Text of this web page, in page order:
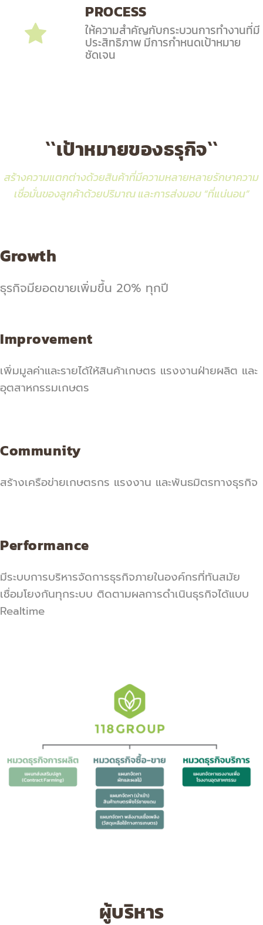
PROCESS
ให้ความสำคัญกับกระบวนการทำงานที่มี
ประสิทธิภาพ มีการกำหนดเป้าหมาย
ชัดเจน
``เป้าหมายของธรุกิจ``
สร้างความแตกต่างด้วยสินค้าที่มีความหลายหลายรักษาความ
เชื่อมั่นของลูกค้าด้วยปริมาณ และการส่งมอบ “ที่แน่นอน”
Growth
ธุรกิจมียอดขายเพิ่มขึ้น 20% ทุกปี
Improvement
เพิ่มมูลค่าและรายได้ให้สินค้าเกษตร แรงงานฝ่ายผลิต และ
อุตสาหกรรมเกษตร
Community
สร้างเครือข่ายเกษตรกร แรงงาน และพันธมิตรทางธุรกิจ
Performance
มีระบบการบริหารจัดการธุรกิจภายในองค์กรที่ทันสมัย
เชื่อมโยงกันทุกระบบ ติดตามผลการดําเนินธุรกิจได้แบบ
Realtime
ผู้บริหาร